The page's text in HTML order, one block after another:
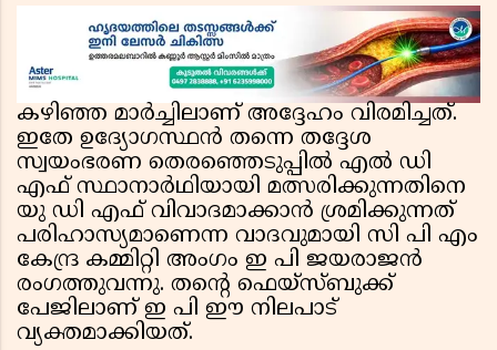
കഴിഞ്ഞ മാർച്ചിലാണ് അദ്ദേഹം വിരമിച്ചത്.
ഇതേ ഉദ്യോഗസ്ഥൻ തന്നെ തദ്ദേശ
സ്വയംഭരണ തെരഞ്ഞെടുപ്പിൽ എൽ ഡി
എഫ് സ്ഥാനാർഥിയായി മത്സരിക്കുന്നതിനെ
യു ഡി എഫ് വിവാദമാക്കാൻ ശ്രമിക്കുന്നത്
പരിഹാസ്യമാണെന്ന വാദവുമായി സി പി എം
കേന്ദ്ര കമ്മിറ്റി അംഗം ഇ പി ജയരാജൻ
രംഗത്തുവന്നു. തന്റെ ഫെയ്‌സ്ബുക്ക്
പേജിലാണ് ഇ പി ഈ നിലപാട്
വ്യക്തമാക്കിയത്.